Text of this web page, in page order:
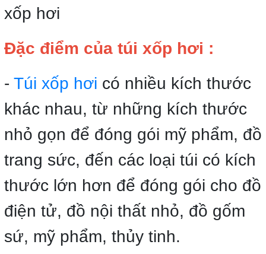
xốp hơi
Đặc điểm của túi xốp hơi :
- Túi xốp hơi có nhiều kích thước
khác nhau, từ những kích thước
nhỏ gọn để đóng gói mỹ phẩm, đồ
trang sức, đến các loại túi có kích
thước lớn hơn để đóng gói cho đồ
điện tử, đồ nội thất nhỏ, đồ gốm
sứ, mỹ phẩm, thủy tinh.